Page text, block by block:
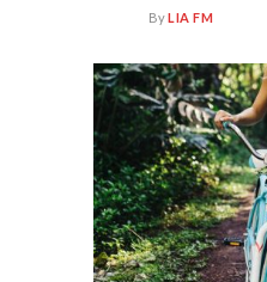
ByLIA FM